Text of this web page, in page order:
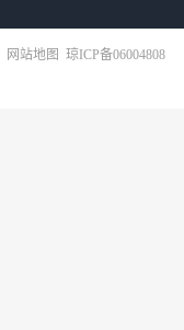
网站地图 琼ICP备06004808